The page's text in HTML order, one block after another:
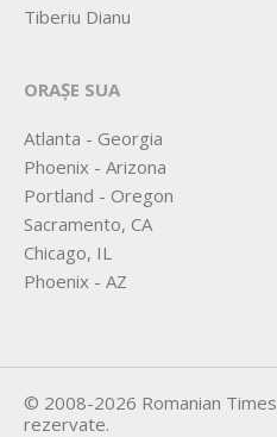
Tiberiu Dianu
ORAȘE SUA
Atlanta - Georgia
Phoenix - Arizona
Portland - Oregon
Sacramento, CA
Chicago, IL
Phoenix - AZ
© 2008-2026 Romanian Times
rezervate.